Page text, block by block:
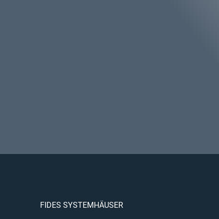
FIDES SYSTEMHÄUSER